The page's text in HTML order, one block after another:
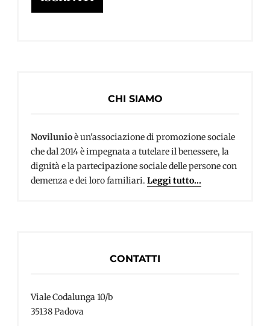
CHI SIAMO
Novilunioè un'associazione di promozione sociale
che dal 2014 è impegnata a tutelare il benessere, la
dignità e la partecipazione sociale delle persone con
demenza e dei loro familiari. Leggi tutto...
CONTATTI
Viale Codalunga 10/b
35138 Padova